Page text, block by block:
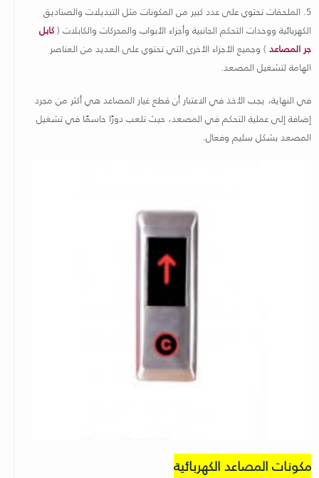
5. الملحقات تحتوي على عدد كبير من المكونات مثل التبديلات والصناديق
الكهربائية ووحدات التحكم الجانبية وأجزاء الأبواب والمحركات والكابلات (كابل
جر المصاعد ) وجميع الأجزاء الأخرى التي تحتوي على العديد من العناصر
الهامة لتشغيل المصعد.
في النهاية، يجب الأخذ في الاعتبار أن قطع غيار المصاعد هي أكثر من مجرد
إضافة إلى عملية التحكم في المصعد، حيث تلعب دورًا حاسمًا في تشغيل
المصعد بشكل سليم وفعال.
مكونات المصاعد الكهربائية